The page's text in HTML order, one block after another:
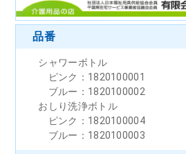
品番
シャワーボトル
ピンク：1820100001
ブルー：1820100002
おしり洗浄ボトル
ピンク：1820100004
ブルー：1820100003